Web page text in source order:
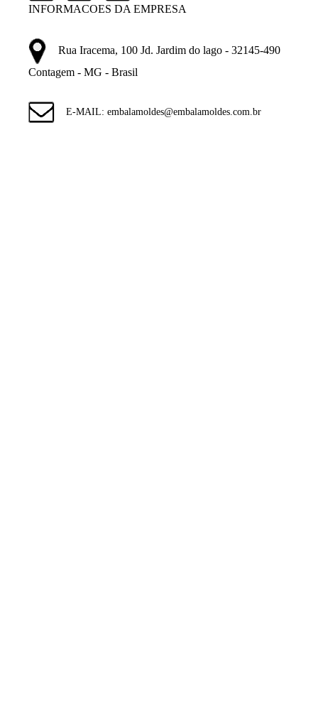
INFORMACOES DA EMPRESA
Rua Iracema, 100 Jd. Jardim do lago - 32145-490
Contagem - MG - Brasil
E-MAIL: embalamoldes@embalamoldes.com.br